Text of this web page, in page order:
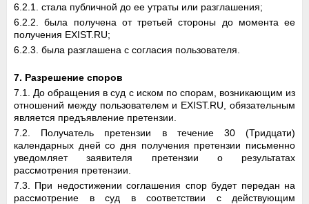
6.2.1. стала публичной до ее утраты или разглашения;
6.2.2. была получена от третьей стороны до момента ее
получения EXIST.RU;
6.2.3. была разглашена с согласия пользователя.
7. Разрешение споров
7.1. До обращения в суд с иском по спорам, возникающим из
отношений между пользователем и EXIST.RU, обязательным
является предъявление претензии.
7.2. Получатель претензии в течение 30 (Тридцати)
календарных дней со дня получения претензии письменно
уведомляет заявителя претензии о результатах
рассмотрения претензии.
7.3. При недостижении соглашения спор будет передан на
рассмотрение в суд в соответствии с действующим